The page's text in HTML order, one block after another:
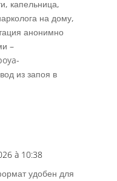
капельница,
на дому,
анонимно
–
из запоя в
à 10:38
удобен для